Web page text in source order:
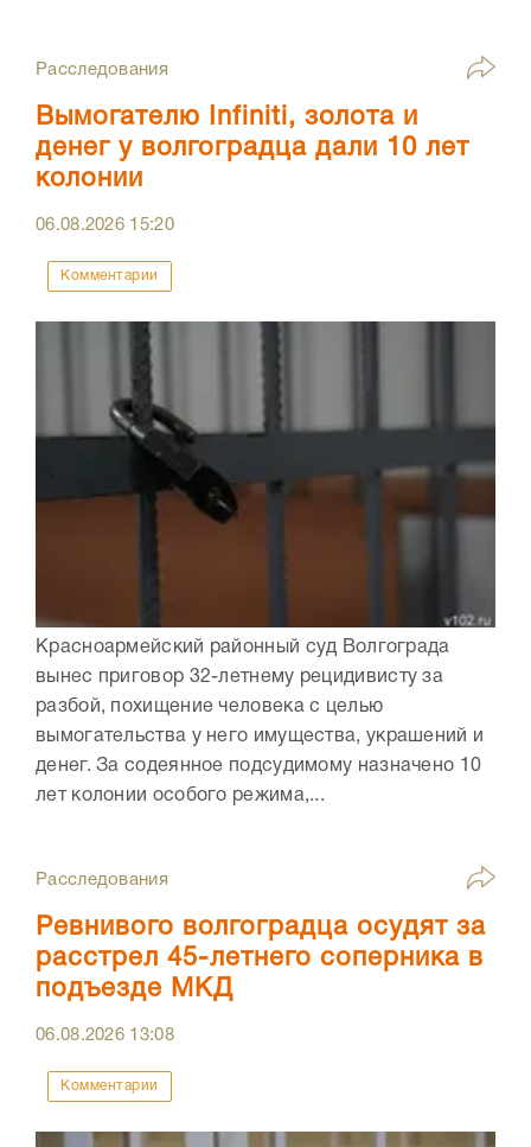
Расследования
Вымогателю Infiniti, золота и
денег у волгоградца дали 10 лет
колонии
06.08.2026 15:20
Комментарии
Красноармейский районный суд Волгограда
вынес приговор 32-летнему рецидивисту за
разбой, похищение человека с целью
вымогательства у него имущества, украшений и
денег. За содеянное подсудимому назначено 10
лет колонии особого режима,...
Расследования
Ревнивого волгоградца осудят за
расстрел 45-летнего соперника в
подъезде МКД
06.08.2026 13:08
Комментарии